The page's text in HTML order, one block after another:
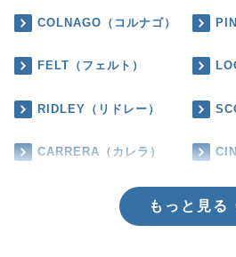
COLNAGO（コルナゴ）
FELT（フェルト）
RIDLEY（リドレー）
CARRERA（カレラ）
もっと見る